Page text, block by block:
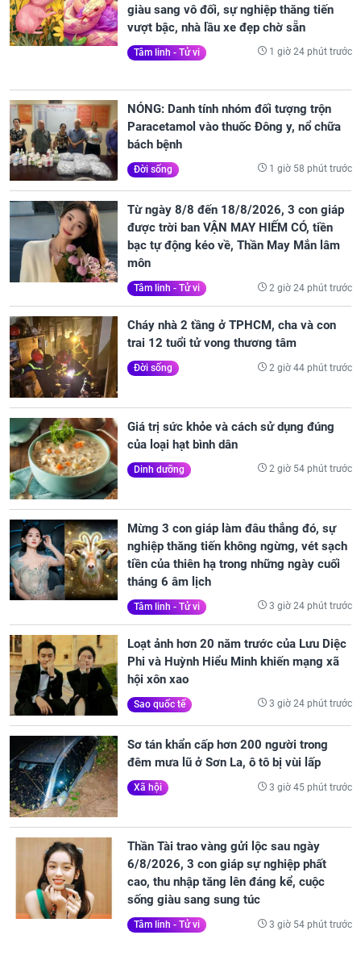
giàu sang vô đối, sự nghiệp thăng tiến
vượt bậc, nhà lầu xe đẹp chờ sẵn
Tâm linh - Tử vi 1 giờ 24 phút trước
NÓNG: Danh tính nhóm đối tượng trộn
Paracetamol vào thuốc Đông y, nổ chữa
bách bệnh
Đời sống 1 giờ 58 phút trước
Từ ngày 8/8 đến 18/8/2026, 3 con giáp
được trời ban VẬN MAY HIẾM CÓ, tiền
bạc tự động kéo về, Thần May Mắn lâm
môn
Tâm linh - Tử vi 2 giờ 24 phút trước
Cháy nhà 2 tầng ở TPHCM, cha và con
trai 12 tuổi tử vong thương tâm
Đời sống 2 giờ 44 phút trước
Giá trị sức khỏe và cách sử dụng đúng
của loại hạt bình dân
Dinh dưỡng 2 giờ 54 phút trước
Mừng 3 con giáp làm đâu thắng đó, sự
nghiệp thăng tiến không ngừng, vét sạch
tiền của thiên hạ trong những ngày cuối
tháng 6 âm lịch
Tâm linh - Tử vi 3 giờ 24 phút trước
Loạt ảnh hơn 20 năm trước của Lưu Diệc
Phi và Huỳnh Hiểu Minh khiến mạng xã
hội xôn xao
Sao quốc tế 3 giờ 24 phút trước
Sơ tán khẩn cấp hơn 200 người trong
đêm mưa lũ ở Sơn La, ô tô bị vùi lấp
Xã hội 3 giờ 45 phút trước
Thần Tài trao vàng gửi lộc sau ngày
6/8/2026, 3 con giáp sự nghiệp phất
cao, thu nhập tăng lên đáng kể, cuộc
sống giàu sang sung túc
Tâm linh - Tử vi 3 giờ 54 phút trước